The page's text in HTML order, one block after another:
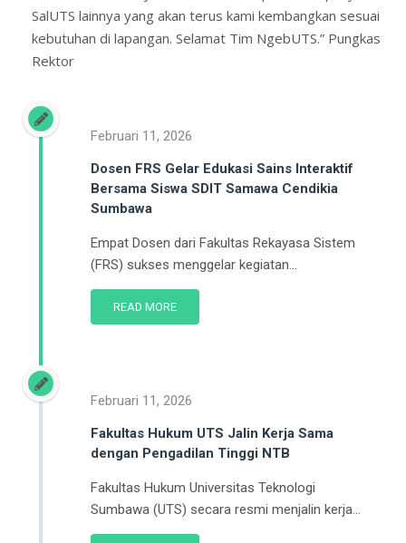
SalUTS lainnya yang akan terus kami kembangkan sesuai
kebutuhan di lapangan. Selamat Tim NgebUTS.” Pungkas
Rektor
Dosen FRS Gelar Edukasi Sains Interaktif
Bersama Siswa SDIT Samawa Cendikia
Sumbawa
Empat Dosen dari Fakultas Rekayasa Sistem
(FRS) sukses menggelar kegiatan...
READ MORE
Februari 11, 2026
Fakultas Hukum UTS Jalin Kerja Sama
dengan Pengadilan Tinggi NTB
Fakultas Hukum Universitas Teknologi
Sumbawa (UTS) secara resmi menjalin kerja...
Februari 11, 2026